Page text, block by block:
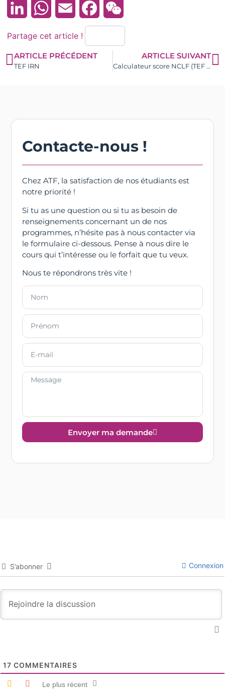
LinkedInWhatsApp
Email Facebook
Partage cet article !
ARTICLE PRÉCÉDENT
TEF IRN
ARTICLE SUIVANT
Calculateur score NCLF (TEF CANADA)
Contacte-nous !
Chez ATF, la satisfaction de nos étudiants est
notre priorité !
Si tu as une question ou si tu as besoin de
renseignements concernant un de nos
programmes, n’hésite pas à nous contacter via
le formulaire ci-dessous. Pense à nous dire le
cours qui t’intéresse ou le forfait que tu veux.
Nous te répondrons très vite !
Envoyer ma demande
S’abonner Connexion
17 COMMENTAIRES
Le plus récent